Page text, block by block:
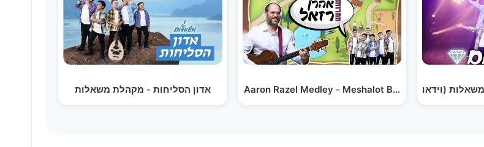
אדון הסליחות - מקהלת משאלות Aaron Razel Medley - Meshalot Boys Choir